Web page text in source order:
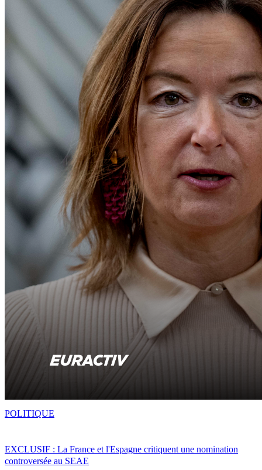
EXCLUSIF : La France et l'Espagne critiquent une nomination
controversée au SEAE
POLITIQUE